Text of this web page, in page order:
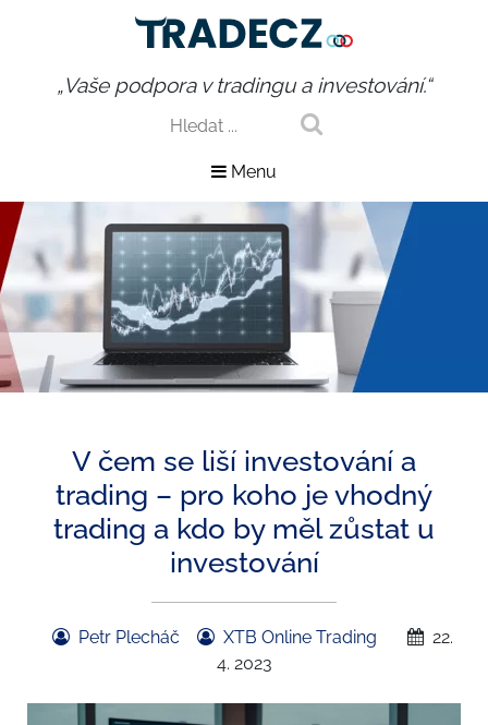
„Vaše podpora v tradingu a investování.“
Menu
V čem se liší investování a
trading – pro koho je vhodný
trading a kdo by měl zůstat u
investování
Petr Plecháč XTB Online Trading
22.
4. 2023